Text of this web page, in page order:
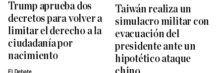
Trump aprueba dos
decretos para volver a
limitar el derecho a la
ciudadanía por
nacimiento
Taiwán realiza un
simulacro militar con
evacuación del
presidente ante un
hipotético ataque